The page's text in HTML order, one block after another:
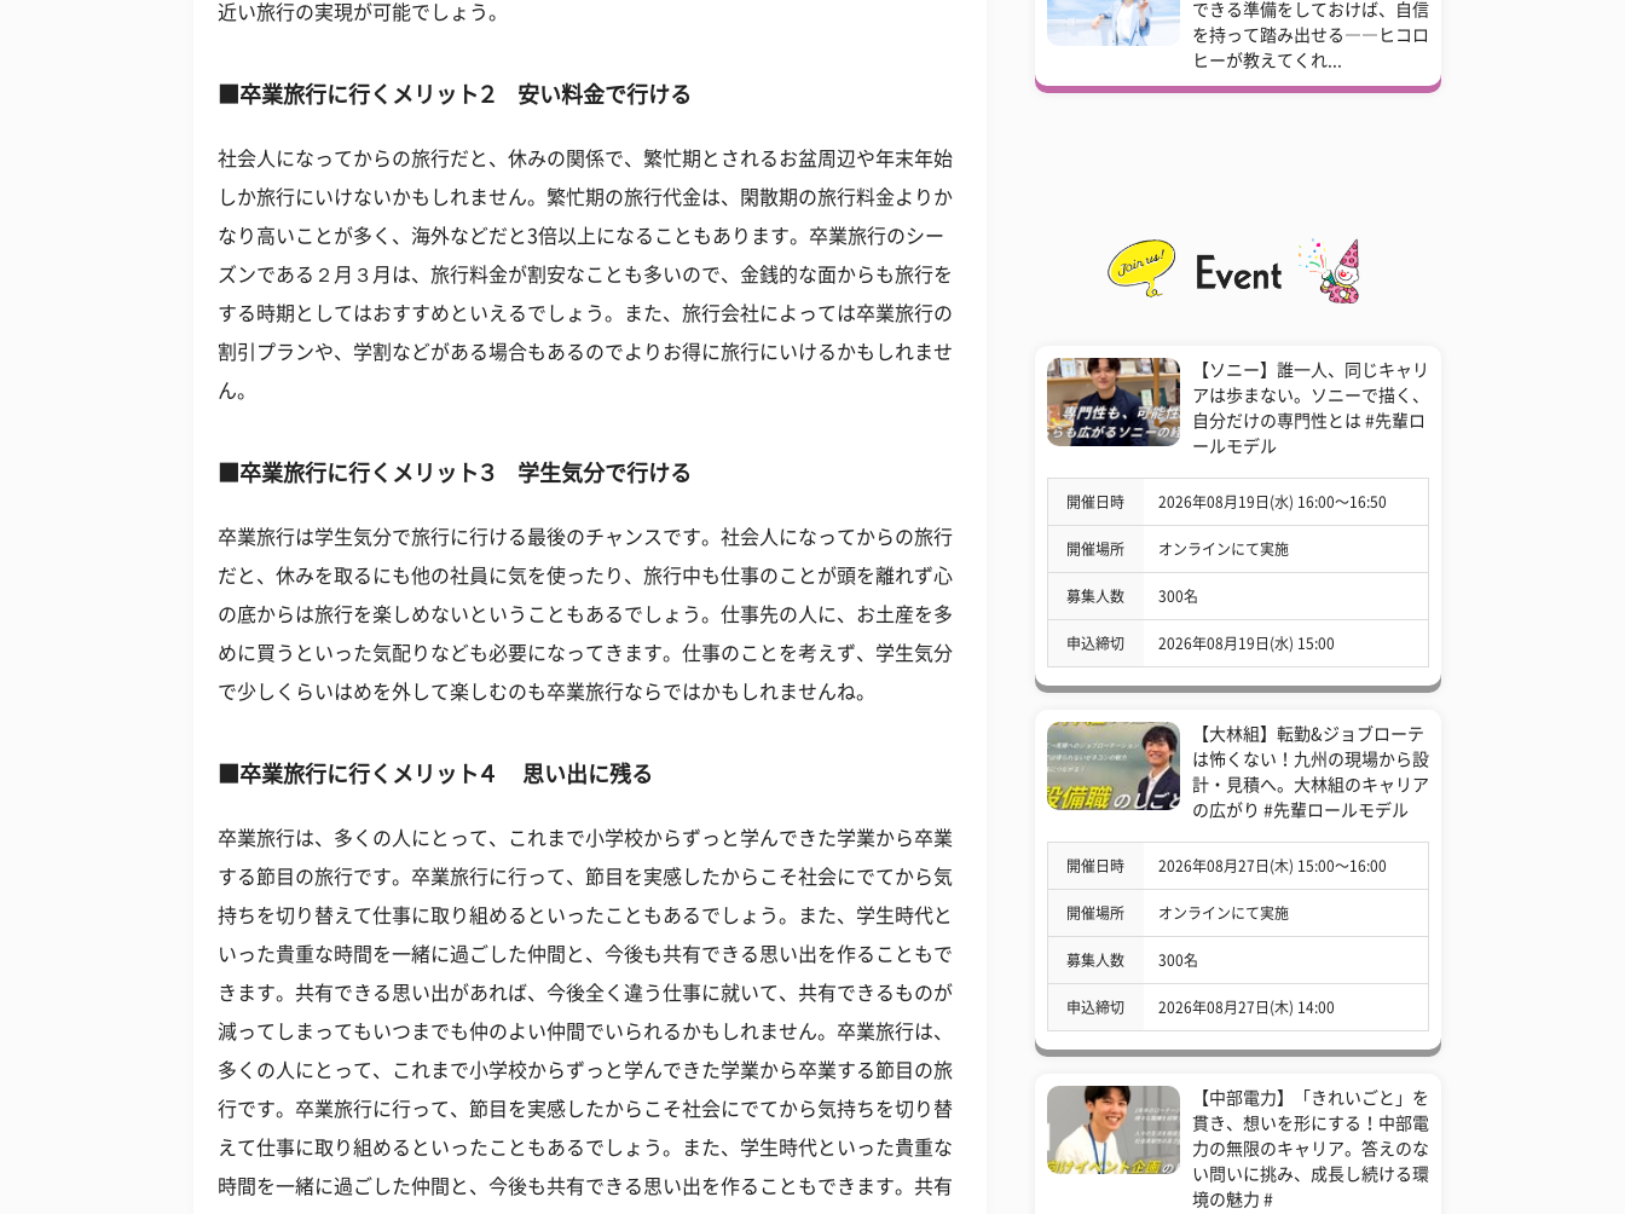
近い旅行の実現が可能でしょう。
■卒業旅行に行くメリット２ 安い料金で行ける
社会人になってからの旅行だと、休みの関係で、繁忙期とされるお盆周辺や年末年始
しか旅行にいけないかもしれません。繁忙期の旅行代金は、閑散期の旅行料金よりか
なり高いことが多く、海外などだと3倍以上になることもあります。卒業旅行のシー
ズンである２月３月は、旅行料金が割安なことも多いので、金銭的な面からも旅行を
する時期としてはおすすめといえるでしょう。また、旅行会社によっては卒業旅行の
割引プランや、学割などがある場合もあるのでよりお得に旅行にいけるかもしれませ
ん。
■卒業旅行に行くメリット３ 学生気分で行ける
卒業旅行は学生気分で旅行に行ける最後のチャンスです。社会人になってからの旅行
だと、休みを取るにも他の社員に気を使ったり、旅行中も仕事のことが頭を離れず心
の底からは旅行を楽しめないということもあるでしょう。仕事先の人に、お土産を多
めに買うといった気配りなども必要になってきます。仕事のことを考えず、学生気分
で少しくらいはめを外して楽しむのも卒業旅行ならではかもしれませんね。
■卒業旅行に行くメリット４ 思い出に残る
卒業旅行は、多くの人にとって、これまで小学校からずっと学んできた学業から卒業
する節目の旅行です。卒業旅行に行って、節目を実感したからこそ社会にでてから気
持ちを切り替えて仕事に取り組めるといったこともあるでしょう。また、学生時代と
いった貴重な時間を一緒に過ごした仲間と、今後も共有できる思い出を作ることもで
きます。共有できる思い出があれば、今後全く違う仕事に就いて、共有できるものが
減ってしまってもいつまでも仲のよい仲間でいられるかもしれません。卒業旅行は、
多くの人にとって、これまで小学校からずっと学んできた学業から卒業する節目の旅
行です。卒業旅行に行って、節目を実感したからこそ社会にでてから気持ちを切り替
えて仕事に取り組めるといったこともあるでしょう。また、学生時代といった貴重な
時間を一緒に過ごした仲間と、今後も共有できる思い出を作ることもできます。共有
できる準備をしておけば、自信
を持って踏み出せる――ヒコロ
ヒーが教えてくれ...
【ソニー】誰一人、同じキャリ
アは歩まない。ソニーで描く、
自分だけの専門性とは #先輩ロ
ールモデル
開催日時 2026年08月19日(水) 16:00〜16:50
開催場所 オンラインにて実施
募集人数 300名
申込締切 2026年08月19日(水) 15:00
【大林組】転勤&ジョブローテ
は怖くない！九州の現場から設
計・見積へ。大林組のキャリア
の広がり #先輩ロールモデル
開催日時 2026年08月27日(木) 15:00〜16:00
開催場所 オンラインにて実施
募集人数 300名
申込締切 2026年08月27日(木) 14:00
【中部電力】「きれいごと」を
貫き、想いを形にする！中部電
力の無限のキャリア。答えのな
い問いに挑み、成長し続ける環
境の魅力 #